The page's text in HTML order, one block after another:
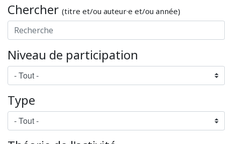
Chercher (titre et/ou auteur·e et/ou année)
Niveau de participation
Type